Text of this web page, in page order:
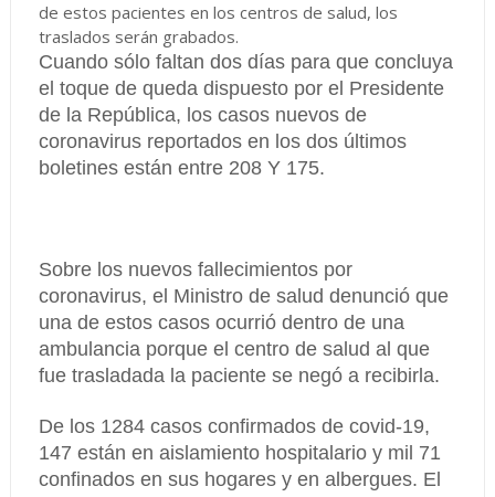
de estos pacientes en los centros de salud, los
traslados serán grabados.
Cuando sólo faltan dos días para que concluya
el toque de queda dispuesto por el Presidente
de la República, los casos nuevos de
coronavirus reportados en los dos últimos
boletines están entre 208 Y 175.
Sobre los nuevos fallecimientos por
coronavirus, el Ministro de salud denunció que
una de estos casos ocurrió dentro de una
ambulancia porque el centro de salud al que
fue trasladada la paciente se negó a recibirla.
De los 1284 casos confirmados de covid-19,
147 están en aislamiento hospitalario y mil 71
confinados en sus hogares y en albergues. El